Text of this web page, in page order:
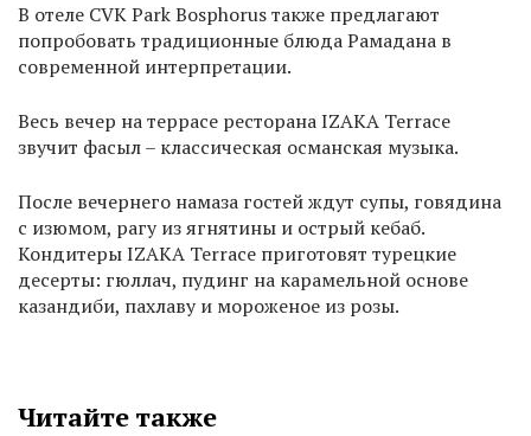
В отеле CVK Park Bosphorus также предлагают
попробовать традиционные блюда Рамадана в
современной интерпретации.
Весь вечер на террасе ресторана IZAKA Terrace
звучит фасыл – классическая османская музыка.
После вечернего намаза гостей ждут супы, говядина
с изюмом, рагу из ягнятины и острый кебаб.
Кондитеры IZAKA Terrace приготовят турецкие
десерты: гюллач, пудинг на карамельной основе
казандиби, пахлаву и мороженое из розы.
Читайте также